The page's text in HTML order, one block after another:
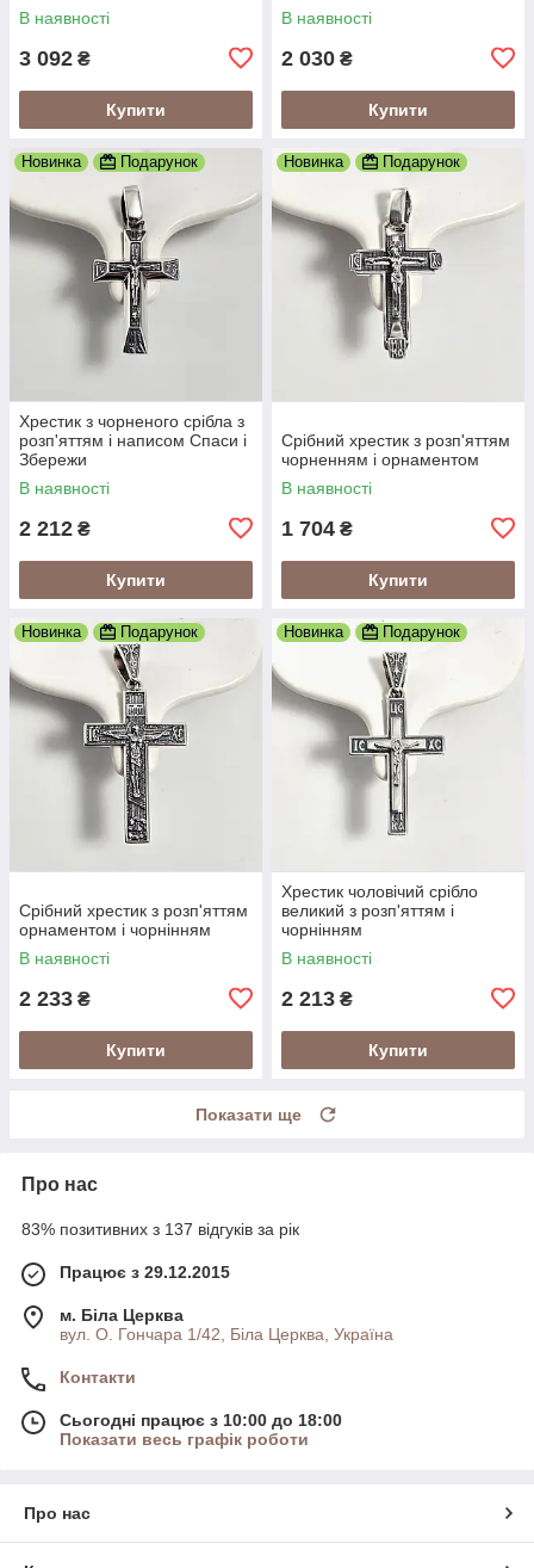
В наявності
3 092 ₴
Купити
В наявності
2 030 ₴
Купити
Новинка Подарунок
Хрестик з чорненого срібла з
розп'яттям і написом Спаси і
Збережи
В наявності
2 212 ₴
Купити
Новинка Подарунок
Срібний хрестик з розп'яттям
чорненням і орнаментом
В наявності
1 704 ₴
Купити
Новинка Подарунок
Срібний хрестик з розп'яттям
орнаментом і чорнінням
В наявності
2 233 ₴
Купити
Новинка Подарунок
Хрестик чоловічий срібло
великий з розп'яттям і
чорнінням
В наявності
2 213 ₴
Купити
Показати ще
Про нас
83% позитивних з 137 відгуків за рік
Працює з 29.12.2015
м. Біла Церква
вул. О. Гончара 1/42, Біла Церква, Україна
Контакти
Сьогодні працює з 10:00 до 18:00
Показати весь графік роботи
Про нас